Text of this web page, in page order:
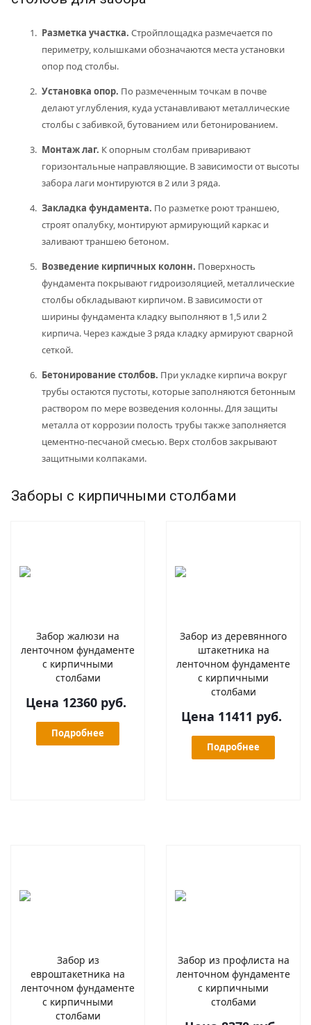
Разметка участка. Стройплощадка размечается по
периметру, колышками обозначаются места установки
опор под столбы.
Установка опор. По размеченным точкам в почве
делают углубления, куда устанавливают металлические
столбы с забивкой, бутованием или бетонированием.
Монтаж лаг. К опорным столбам приваривают
горизонтальные направляющие. В зависимости от высоты
забора лаги монтируются в 2 или 3 ряда.
Закладка фундамента. По разметке роют траншею,
строят опалубку, монтируют армирующий каркас и
заливают траншею бетоном.
Возведение кирпичных колонн. Поверхность
фундамента покрывают гидроизоляцией, металлические
столбы обкладывают кирпичом. В зависимости от
ширины фундамента кладку выполняют в 1,5 или 2
кирпича. Через каждые 3 ряда кладку армируют сварной
сеткой.
Бетонирование столбов. При укладке кирпича вокруг
трубы остаются пустоты, которые заполняются бетонным
раствором по мере возведения колонны. Для защиты
металла от коррозии полость трубы также заполняется
цементно-песчаной смесью. Верх столбов закрывают
защитными колпаками.
Заборы с кирпичными столбами
Забор жалюзи на
ленточном фундаменте
с кирпичными
столбами
Цена 12360 руб.
Подробнее
Забор из деревянного
штакетника на
ленточном фундаменте
с кирпичными
столбами
Цена 11411 руб.
Подробнее
Забор из
евроштакетника на
ленточном фундаменте
с кирпичными
столбами
Забор из профлиста на
ленточном фундаменте
с кирпичными
столбами